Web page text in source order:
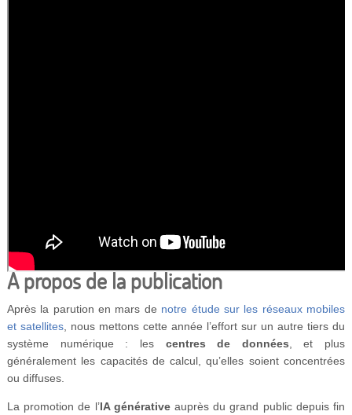
À propos de la publication
Après la parution en mars de notre étude sur les réseaux mobiles
et satellites, nous mettons cette année l’effort sur un autre tiers du
système numérique : les centres de données , et plus
généralement les capacités de calcul, qu’elles soient concentrées
ou diffuses.
La promotion de l’IA générativeauprès du grand public depuis fin